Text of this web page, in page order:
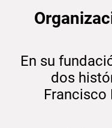
En su
dos
Francisco